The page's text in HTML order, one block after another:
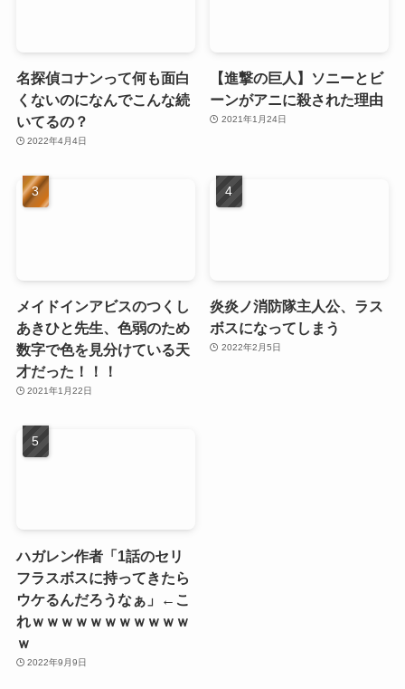
名探偵コナンって何も面白
くないのになんでこんな続
いてるの？
2022年4月4日
【進撃の巨人】ソニーとビ
ーンがアニに殺された理由
2021年1月24日
メイドインアビスのつくし
あきひと先生、色弱のため
数字で色を見分けている天
才だった！！！
2021年1月22日
炎炎ノ消防隊主人公、ラス
ボスになってしまう
2022年2月5日
ハガレン作者「1話のセリ
フラスボスに持ってきたら
ウケるんだろうなぁ」←こ
れｗｗｗｗｗｗｗｗｗｗｗ
ｗ
2022年9月9日